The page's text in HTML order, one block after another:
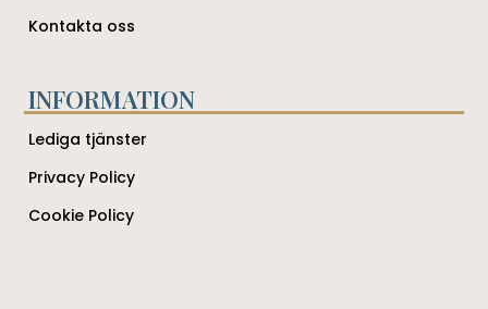
Kontakta oss
INFORMATION
Lediga tjänster
Privacy Policy
Cookie Policy